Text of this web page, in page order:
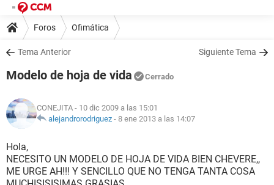
Foros Ofimática
Tema Anterior Siguiente Tema
Modelo de hoja de vida Cerrado
CONEJITA - 10 dic 2009 a las 15:01
alejandrorodriguez - 8 ene 2013 a las 14:07
Hola,
NECESITO UN MODELO DE HOJA DE VIDA BIEN CHEVERE,,
ME URGE AH!!! Y SENCILLO QUE NO TENGA TANTA COSA